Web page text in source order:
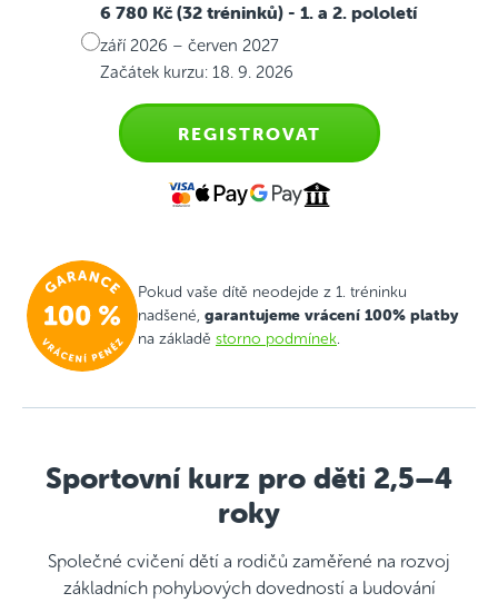
6 780 Kč (32 tréninků) - 1. a 2. pololetí
září 2026 – červen 2027
Začátek kurzu: 18. 9. 2026
REGISTROVAT
Pokud vaše dítě neodejde z 1. tréninku
nadšené, garantujeme vrácení 100% platby
na základě storno podmínek.
Sportovní kurz pro děti 2,5–4
roky
Společné cvičení dětí a rodičů zaměřené na rozvoj
základních pohybových dovedností a budování